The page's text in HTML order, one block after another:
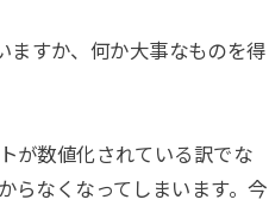
ますか、何か大事なものを得
が数値化されている訳でな
らなくなってしまいます。今